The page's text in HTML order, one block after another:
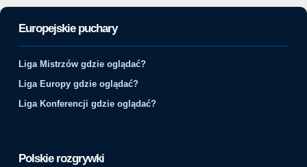
Europejskie puchary
Liga Mistrzów gdzie oglądać?
Liga Europy gdzie oglądać?
Liga Konferencji gdzie oglądać?
Polskie rozgrywki